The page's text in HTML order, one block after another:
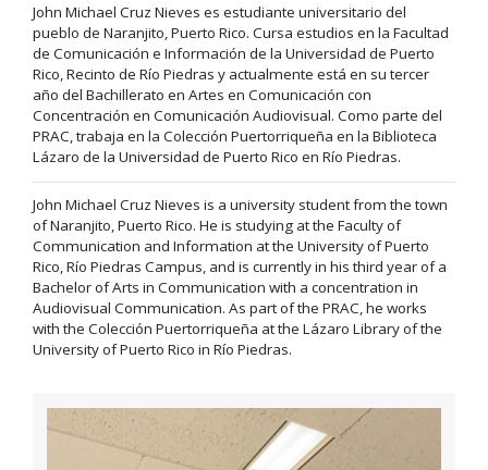
John Michael Cruz Nieves es estudiante universitario del
pueblo de Naranjito, Puerto Rico. Cursa estudios en la Facultad
de Comunicación e Información de la Universidad de Puerto
Rico, Recinto de Río Piedras y actualmente está en su tercer
año del Bachillerato en Artes en Comunicación con
Concentración en Comunicación Audiovisual. Como parte del
PRAC, trabaja en la Colección Puertorriqueña en la Biblioteca
Lázaro de la Universidad de Puerto Rico en Río Piedras.
John Michael Cruz Nieves is a university student from the town
of Naranjito, Puerto Rico. He is studying at the Faculty of
Communication and Information at the University of Puerto
Rico, Río Piedras Campus, and is currently in his third year of a
Bachelor of Arts in Communication with a concentration in
Audiovisual Communication. As part of the PRAC, he works
with the Colección Puertorriqueña at the Lázaro Library of the
University of Puerto Rico in Río Piedras.